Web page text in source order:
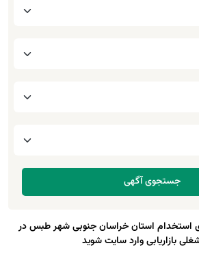
استخدام استان خراسان جنوبی شهر طبس در
بازاریابی وارد سایت شوید